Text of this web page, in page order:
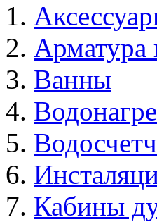
Арматура
Ванны
Кабины